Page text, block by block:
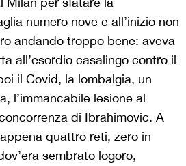
numero nove e all’inizio non
andando troppo bene: aveva
all’esordio casalingo contro il
il Covid, la lombalgia, un
l’immancabile lesione al
di Ibrahimovic. A
quattro reti, zero in
sembrato logoro,